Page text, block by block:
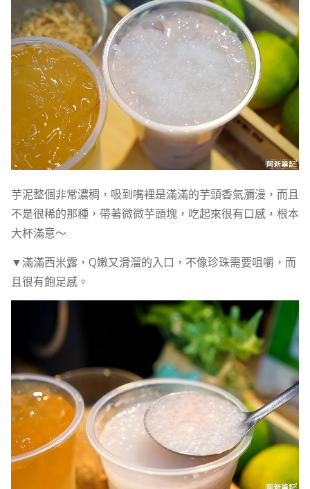
芋泥整個非常濃稠，吸到嘴裡是滿滿的芋頭香氣瀰漫，而且
不是很稀的那種，帶著微微芋頭塊，吃起來很有口感，根本
大杯滿意～
▼滿滿西米露，Q嫩又滑溜的入口，不像珍珠需要咀嚼，而
且很有飽足感。